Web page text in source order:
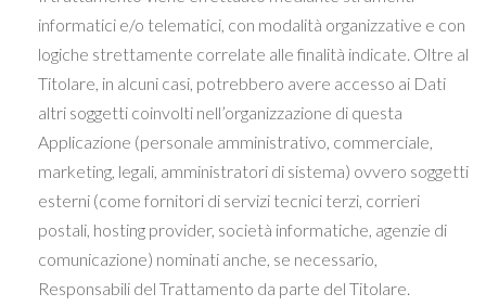
informatici e/o telematici, con modalità organizzative e con
logiche strettamente correlate alle finalità indicate. Oltre al
Titolare, in alcuni casi, potrebbero avere accesso ai Dati
altri soggetti coinvolti nell’organizzazione di questa
Applicazione (personale amministrativo, commerciale,
marketing, legali, amministratori di sistema) ovvero soggetti
esterni (come fornitori di servizi tecnici terzi, corrieri
postali, hosting provider, società informatiche, agenzie di
comunicazione) nominati anche, se necessario,
Responsabili del Trattamento da parte del Titolare.